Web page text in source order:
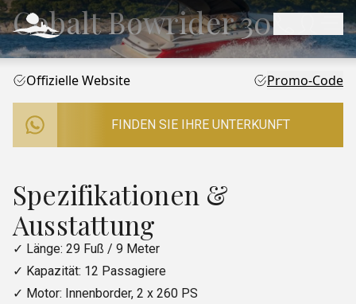
Cobalt Bowrider 302
Offizielle Website Promo-Code
FINDEN SIE IHRE UNTERKUNFT
Spezifikationen &
Ausstattung
✓ Länge: 29 Fuß / 9 Meter
✓ Kapazität: 12 Passagiere
✓ Motor: Innenborder, 2 x 260 PS